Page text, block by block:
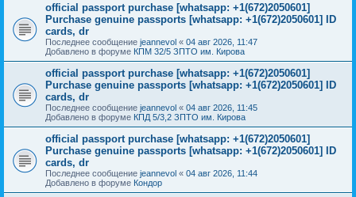
official passport purchase [whatsapp: +1(672)2050601]
Purchase genuine passports [whatsapp: +1(672)2050601] ID
cards, dr
Последнее сообщение jeannevol « 04 авг 2026, 11:47
Добавлено в форуме КПМ 32/5 ЗПТО им. Кирова
official passport purchase [whatsapp: +1(672)2050601]
Purchase genuine passports [whatsapp: +1(672)2050601] ID
cards, dr
Последнее сообщение jeannevol « 04 авг 2026, 11:45
Добавлено в форуме КПД 5/3,2 ЗПТО им. Кирова
official passport purchase [whatsapp: +1(672)2050601]
Purchase genuine passports [whatsapp: +1(672)2050601] ID
cards, dr
Последнее сообщение jeannevol « 04 авг 2026, 11:44
Добавлено в форуме Кондор